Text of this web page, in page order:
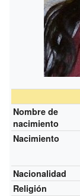
Nombre de
nacimiento
Nacimiento
Nacionalidad
Religión